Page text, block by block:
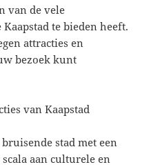
van de vele
te bieden heeft.
attracties en
bezoek kunt
van Kaapstad
stad met een
aan culturele en